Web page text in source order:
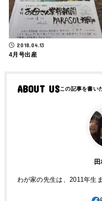
2018.04.13
4月号出産
ABOUT US
わが家の先生は、2011年生